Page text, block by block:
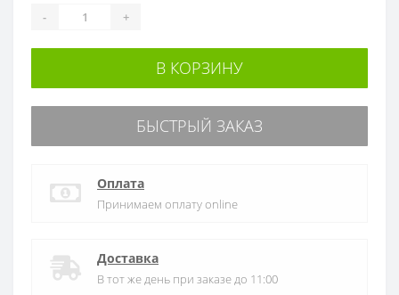
- +
В КОРЗИНУ
БЫСТРЫЙ ЗАКАЗ
Оплата
Принимаем оплату online
Доставка
В тот же день при заказе до 11:00